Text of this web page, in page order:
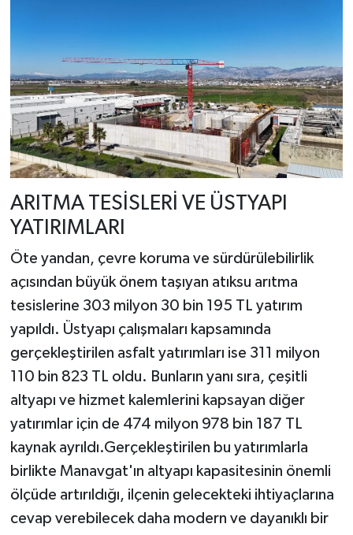
ARITMA TESİSLERİ VE ÜSTYAPI
YATIRIMLARI
Öte yandan, çevre koruma ve sürdürülebilirlik
açısından büyük önem taşıyan atıksu arıtma
tesislerine 303 milyon 30 bin 195 TL yatırım
yapıldı. Üstyapı çalışmaları kapsamında
gerçekleştirilen asfalt yatırımları ise 311 milyon
110 bin 823 TL oldu. Bunların yanı sıra, çeşitli
altyapı ve hizmet kalemlerini kapsayan diğer
yatırımlar için de 474 milyon 978 bin 187 TL
kaynak ayrıldı.Gerçekleştirilen bu yatırımlarla
birlikte Manavgat'ın altyapı kapasitesinin önemli
ölçüde artırıldığı, ilçenin gelecekteki ihtiyaçlarına
cevap verebilecek daha modern ve dayanıklı bir